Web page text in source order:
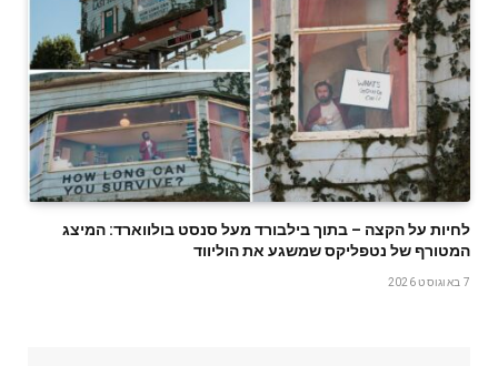
לחיות על הקצה – בתוך בילבורד מעל סנסט בולווארד: המיצג
המטורף של נטפליקס שמשגע את הוליווד
7 באוגוסט 2026